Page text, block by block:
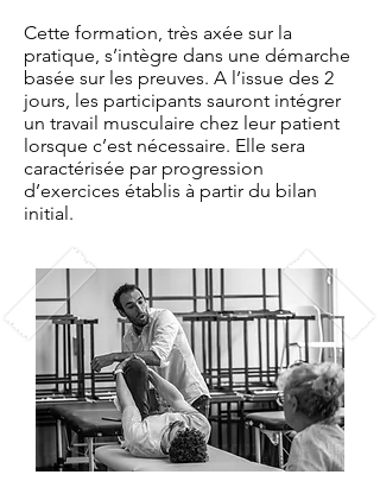
Cette formation, très axée sur la
pratique, s’intègre dans une démarche
basée sur les preuves. A l’issue des 2
jours, les participants sauront intégrer
un travail musculaire chez leur patient
lorsque c’est nécessaire. Elle sera
caractérisée par progression
d’exercices établis à partir du bilan
initial.